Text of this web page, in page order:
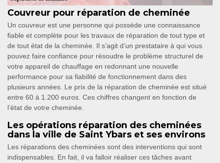
Couvreur pour réparation de cheminée
Un couvreur est une personne qui possède une connaissance
fiable et complète pour les travaux de réparation de tout type et
de tout état de la cheminée. Il s’agit d’un prestataire à qui vous
pouvez faire confiance pour résoudre le problème structurel de
votre appareil de chauffage en redonnant une nouvelle
performance pour sa fiabilité de fonctionnement dans des
plusieurs années. Le prix de la réparation de cheminée est situé
entre 60 à 1.200 euros. Ces chiffres changent en fonction de
l’état de votre cheminée.
Les opérations réparation des cheminées
dans la ville de Saint Ybars et ses environs
Les réparations des cheminées sont des interventions qui sont
indispensables. En fait, il va falloir réaliser ces tâches avant